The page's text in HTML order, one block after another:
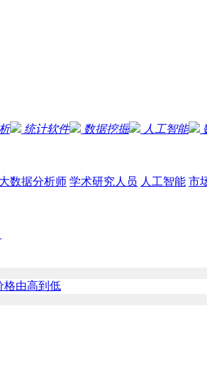
统计软件 数据挖掘 人工智能
大数据分析师 学术研究人员 人工智能 市
格由高到低